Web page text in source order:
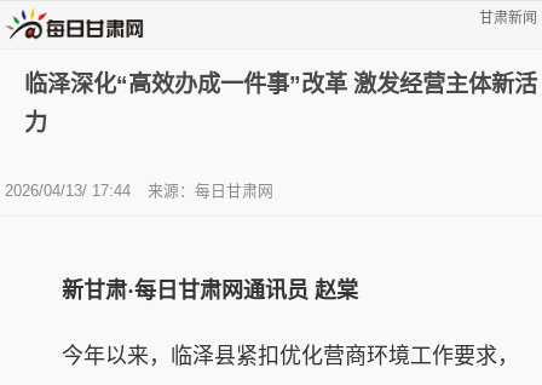
甘肃新闻
临泽深化“高效办成一件事”改革 激发经营主体新活
力
2026/04/13/ 17:44 来源：每日甘肃网
新甘肃·每日甘肃网通讯员 赵棠
今年以来，临泽县紧扣优化营商环境工作要求，